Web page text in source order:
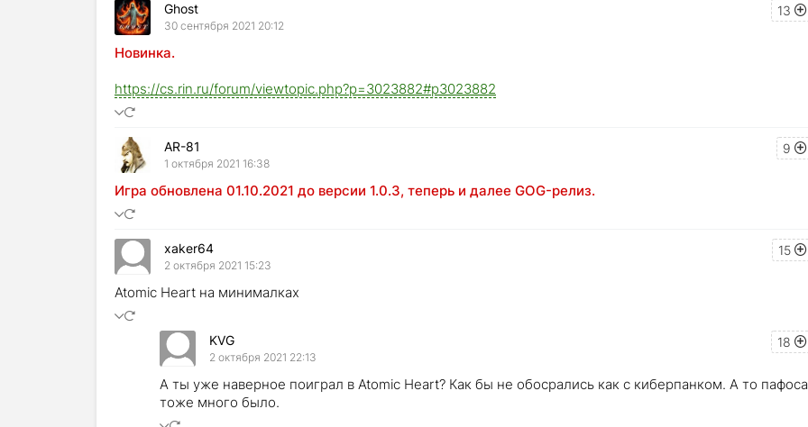
13
Ghost
30 сентября 2021 20:12
Новинка.
https://cs.rin.ru/forum/viewtopic.php?p=3023882#p3023882
9
AR-81
1 октября 2021 16:38
Игра обновлена 01.10.2021 до версии 1.0.3, теперь и далее GOG-релиз.
15
xaker64
2 октября 2021 15:23
Atomic Heart на минималках
18
KVG
2 октября 2021 22:13
А ты уже наверное поиграл в Atomic Heart? Как бы не обосрались как с киберпанком. А то пафоса
тоже много было.